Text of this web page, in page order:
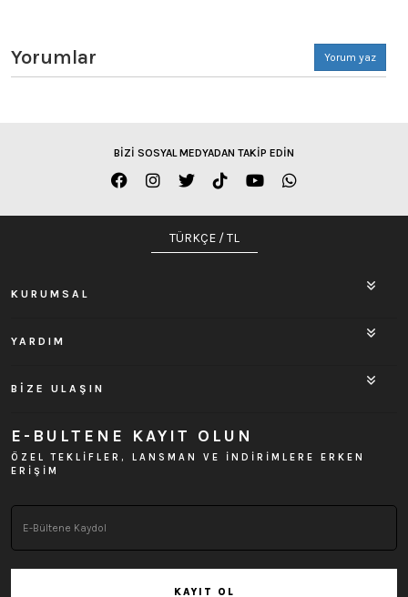
Yorumlar Yorum yaz
BİZİ SOSYAL MEDYADAN TAKİP EDİN
TÜRKÇE / TL
KURUMSAL
YARDIM
BİZE ULAŞIN
E-BULTENE KAYIT OLUN
ÖZEL TEKLİFLER, LANSMAN VE İNDİRİMLERE ERKEN
ERİŞİM
KAYIT OL